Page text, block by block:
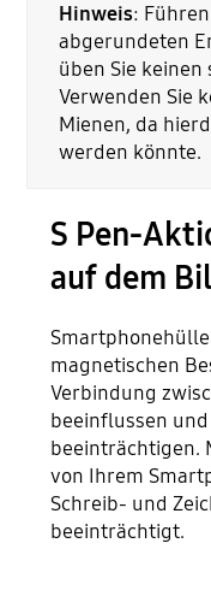
Hinweis:
abgerundeten
üben Sie
Verwenden Sie
Mienen, da
werden könnte.
S Pen-
auf dem
magnetischen
Verbindung
beeinflussen
beeinträchtigen.
von Ihrem
Schreib- und
beeinträchtigt.